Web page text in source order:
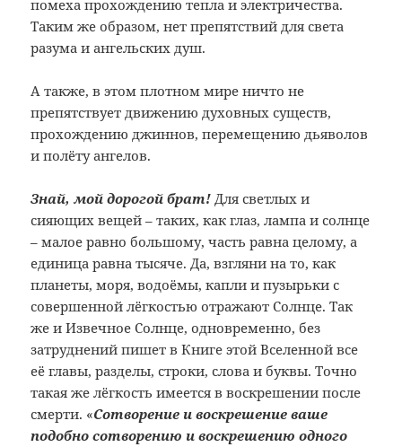
помеха прохождению тепла и электричества.
Таким же образом, нет препятствий для света
разума и ангельских душ.
А также, в этом плотном мире ничто не
препятствует движению духовных существ,
прохождению джиннов, перемещению дьяволов
и полёту ангелов.
Знай, мой дорогой брат! Для светлых и
сияющих вещей – таких, как глаз, лампа и солнце
– малое равно большому, часть равна целому, а
единица равна тысяче. Да, взгляни на то, как
планеты, моря, водоёмы, капли и пузырьки с
совершенной лёгкостью отражают Солнце. Так
же и Извечное Солнце, одновременно, без
затруднений пишет в Книге этой Вселенной все
её главы, разделы, строки, слова и буквы. Точно
такая же лёгкость имеется в воскрешении после
смерти. «Сотворение и воскрешение ваше
подобно сотворению и воскрешению одного